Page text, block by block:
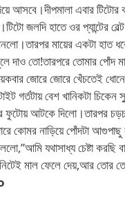
আসবে।দীপমালা এবার
জলদি হাতে ওর প্যান্টের
মায়ের একটা হাত
দাও তো!তারপরে তোমার পোঁদ
জোরে জোরে খেঁচতেই
গর্তটায় বেশ খানিকটা
ফুটোয় আটকে দিলো।তারপর
কোমর নাড়িয়ে পোঁদটা আগুপাছু
যথাসাধ্য চেষ্টা
মাল ফেলে দেয়,আর তোর